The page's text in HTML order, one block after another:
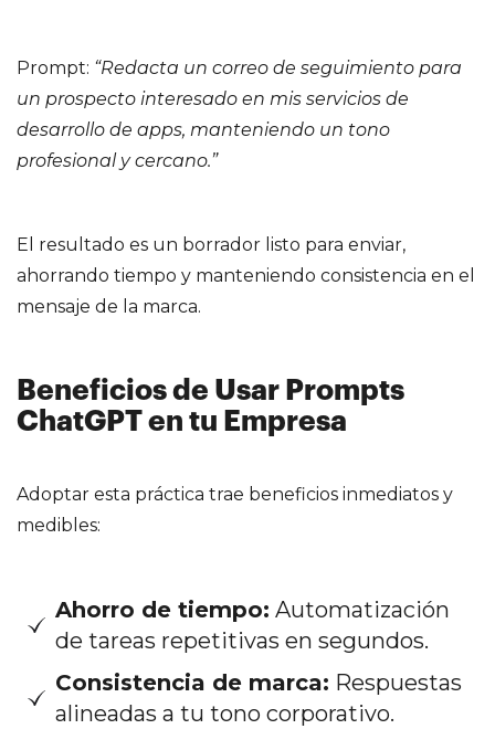
Prompt: “Redacta un correo de seguimiento para
un prospecto interesado en mis servicios de
desarrollo de apps, manteniendo un tono
profesional y cercano.”
El resultado es un borrador listo para enviar,
ahorrando tiempo y manteniendo consistencia en el
mensaje de la marca.
Beneficios de Usar Prompts
ChatGPT en tu Empresa
Adoptar esta práctica trae beneficios inmediatos y
medibles:
Ahorro de tiempo: Automatización
de tareas repetitivas en segundos.
Consistencia de marca: Respuestas
alineadas a tu tono corporativo.